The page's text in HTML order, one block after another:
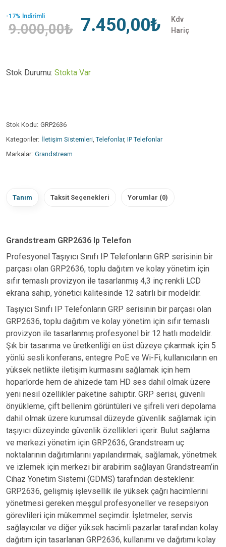
-17% İndirimli
9.000,00₺ 7.450,00₺
Kdv
Hariç
Stok Durumu: Stokta Var
Stok Kodu: GRP2636
Kategoriler: İletişim Sistemleri,Telefonlar, IP Telefonlar
Markalar: Grandstream
Tanım Taksit Seçenekleri Yorumlar (0)
Grandstream GRP2636 Ip Telefon
Profesyonel Taşıyıcı Sınıfı IP Telefonların GRP serisinin bir
parçası olan GRP2636, toplu dağıtım ve kolay yönetim için
sıfır temaslı provizyon ile tasarlanmış 4,3 inç renkli LCD
ekrana sahip, yönetici kalitesinde 12 satırlı bir modeldir.
Taşıyıcı Sınıfı IP Telefonların GRP serisinin bir parçası olan
GRP2636, toplu dağıtım ve kolay yönetim için sıfır temaslı
provizyon ile tasarlanmış profesyonel bir 12 hatlı modeldir.
Şık bir tasarıma ve üretkenliği en üst düzeye çıkarmak için 5
yönlü sesli konferans, entegre PoE ve Wi-Fi, kullanıcıların en
yüksek netlikte iletişim kurmasını sağlamak için hem
hoparlörde hem de ahizede tam HD ses dahil olmak üzere
yeni nesil özellikler paketine sahiptir. GRP serisi, güvenli
önyükleme, çift bellenim görüntüleri ve şifreli veri depolama
dahil olmak üzere kurumsal düzeyde güvenlik sağlamak için
taşıyıcı düzeyinde güvenlik özellikleri içerir. Bulut sağlama
ve merkezi yönetim için GRP2636, Grandstream uç
noktalarının dağıtımlarını yapılandırmak, sağlamak, yönetmek
ve izlemek için merkezi bir arabirim sağlayan Grandstream’in
Cihaz Yönetim Sistemi (GDMS) tarafından desteklenir.
GRP2636, gelişmiş işlevsellik ile yüksek çağrı hacimlerini
yönetmesi gereken meşgul profesyoneller ve resepsiyon
görevlileri için mükemmel seçimdir. İşletmeler, servis
sağlayıcılar ve diğer yüksek hacimli pazarlar tarafından kolay
dağıtım için tasarlanan GRP2636, kullanımı ve dağıtımı kolay